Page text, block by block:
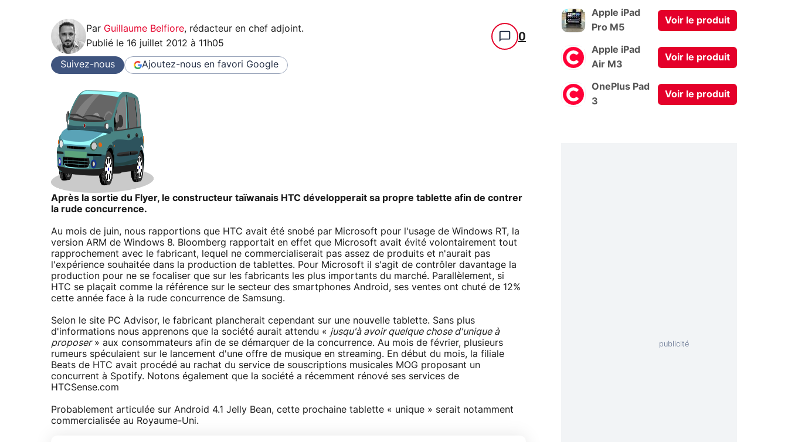
Par Guillaume Belfiore, rédacteur en chef adjoint.
Publié le 16 juillet 2012 à 11h05 0
Suivez-nous Ajoutez-nous en favori Google
Après la sortie du Flyer, le constructeur taïwanais HTC développerait sa propre tablette afin de contrer
la rude concurrence.
Au mois de juin, nous rapportions que HTC avait été snobé par Microsoft pour l'usage de Windows RT, la
version ARM de Windows 8. Bloomberg rapportait en effet que Microsoft avait évité volontairement tout
rapprochement avec le fabricant, lequel ne commercialiserait pas assez de produits et n'aurait pas
l'expérience souhaitée dans la production de tablettes. Pour Microsoft il s'agit de contrôler davantage la
production pour ne se focaliser que sur les fabricants les plus importants du marché. Parallèlement, si
HTC se plaçait comme la référence sur le secteur des smartphones Android, ses ventes ont chuté de 12%
cette année face à la rude concurrence de Samsung.
Selon le site PC Advisor, le fabricant plancherait cependant sur une nouvelle tablette. Sans plus
d'informations nous apprenons que la société aurait attendu « jusqu'à avoir quelque chose d'unique à
proposer» aux consommateurs afin de se démarquer de la concurrence. Au mois de février, plusieurs
rumeurs spéculaient sur le lancement d'une offre de musique en streaming. En début du mois, la filiale
Beats de HTC avait procédé au rachat du service de souscriptions musicales MOG proposant un
concurrent à Spotify. Notons également que la société a récemment rénové ses services de
HTCSense.com
Probablement articulée sur Android 4.1 Jelly Bean, cette prochaine tablette « unique » serait notamment
commercialisée au Royaume-Uni.
Apple iPad
Pro M5
Voir le produit
Apple iPad
Air M3
Voir le produit
OnePlus Pad
3
Voir le produit